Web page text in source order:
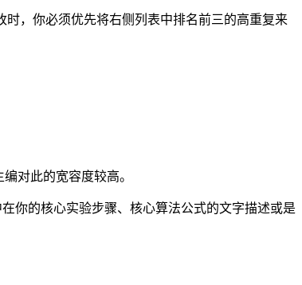
时，你必须优先将右侧列表中排名前三的高重复来
对此的宽容度较高。
你的核心实验步骤、核心算法公式的文字描述或是